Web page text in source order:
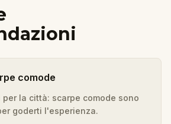
comode
per la città: scarpe comode sono
goderti l'esperienza.